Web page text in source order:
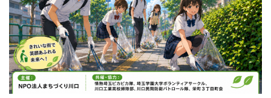
ジ
送
り